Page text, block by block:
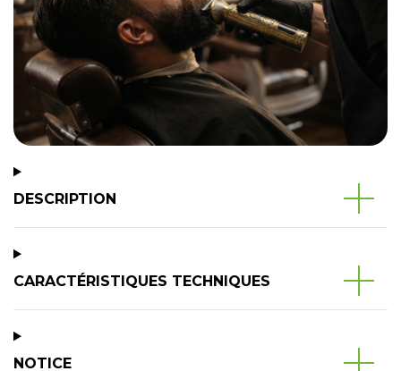
DESCRIPTION
CARACTÉRISTIQUES TECHNIQUES
NOTICE